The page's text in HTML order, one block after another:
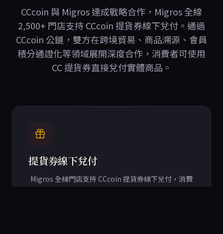
CCcoin 與 Migros 達成戰略合作，Migros 全線
2,500+ 門店支持 CCcoin 提貨券線下兌付。通過
CCcoin 公鏈，雙方在跨境貿易、商品溯源、會員
積分通證化等領域展開深度合作，消費者可使用
CC 提貨券直接兌付實體商品。
提貨券線下兌付
Migros 全線門店支持 CCcoin 提貨券線下兌付，消費